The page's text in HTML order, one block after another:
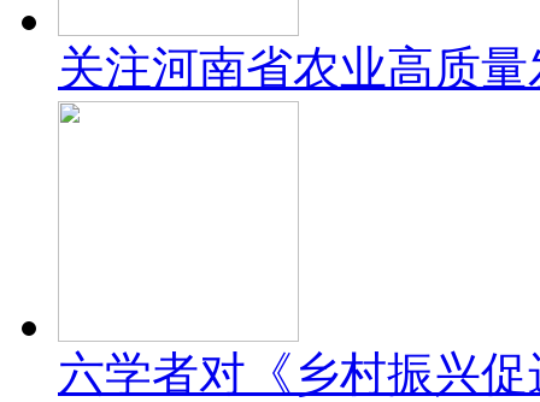
关注河南省农业高质
六学者对《乡村振兴